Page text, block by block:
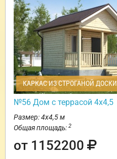
КАРКАС ИЗ СТРОГАНОЙ ДОСКИ
№56 Дом с террасой 4х4,5
Размер: 4х4,5 м
Общая площадь: 2
от 1152200